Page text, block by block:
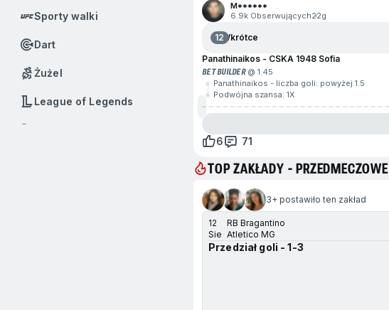
Sporty walki
Dart
Żużel
League of Legends
M******
6.9k Obserwujących22g
12Wkrótce
Panathinaikos - CSKA 1948 Sofia
BET BUILDER@ 1.45
Panathinaikos - liczba goli: powyżej 1.5
Podwójna szansa: 1X
6
71
TOP ZAKŁADY - PRZEDMECZOWE
przejdź na koniec 3+ postawiło ten zakład
12
Sie
RB Bragantino
Atletico MG
Przedział goli - 1-3